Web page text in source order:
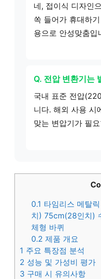
네, 접이식 디자인
쏙 들어가 휴대하
용으로 안성맞춤입
Q. 전압 변환기는
국내 표준 전압
니다. 해외 사용 시
맞는 변압기가 필
0.1 타임리스 메탈
치) 75cm(28인치)
체형 바퀴
0.2 제품 개요
1 주요 특장점 분석
2 성능 및 가성비 평가
3 구매 시 유의사항